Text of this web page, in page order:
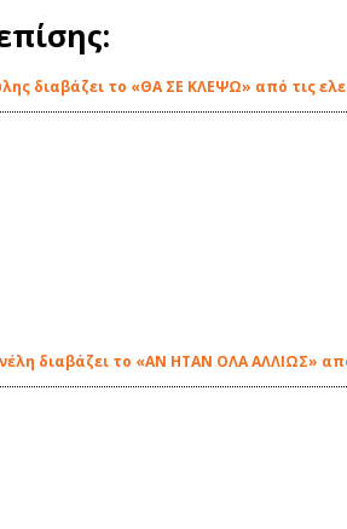
διαβάζει το «ΘΑ ΣΕ ΚΛΕΨΩ» από τις
διαβάζει το «ΑΝ ΗΤΑΝ ΟΛΑ ΑΛΛΙΩΣ»